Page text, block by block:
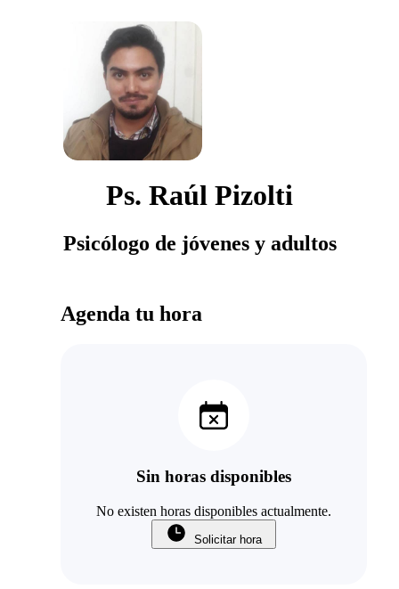
Ps. Raúl Pizolti
Psicólogo de jóvenes y adultos
Agenda tu hora
Sin horas disponibles
No existen horas disponibles actualmente.
Solicitar hora